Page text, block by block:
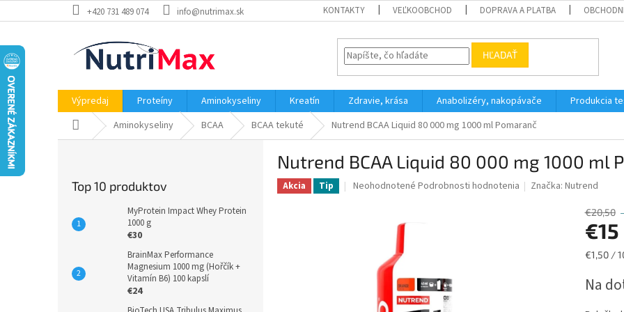
na
+420 731 489 074 info@nutrimax.sk KONTAKTY VEĽKOOBCHOD DOPRAVA A PLATBA
HĽADAŤ
Výpredaj Proteíny Aminokyseliny Kreatín Zdravie, krása Anabolizéry, nakopávače Produkcia
DomovAminokyseliny BCAA BCAA tekuté Nutrend BCAA Liquid 80 000 mg 1000 ml Pomaranč
Top 10 produktov
MyProtein Impact Whey Protein
1000 g
€30
BrainMax Performance
Magnesium 1000 mg (Hořčík +
Vitamín B6) 100 kapslí
€24
Nutrend BCAA Liquid 80 000 mg 1000 ml
Akcia Tip
Priemerné
hviezdičiek.
Neohodnotené Podrobnosti hodnotenia Značka:Nutrend
€20,50
€15
€1,50 /
Na